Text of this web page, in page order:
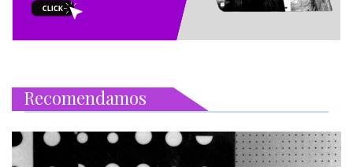
Recomendamos